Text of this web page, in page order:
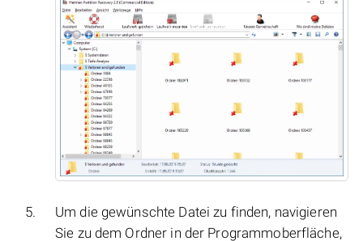
Um die gewünschte Datei zu finden, navigieren
Sie zu dem Ordner in der Programmoberfläche,